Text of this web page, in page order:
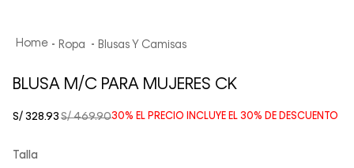
Ropa Blusas Y Camisas
BLUSA M/C PARA MUJERES CK
30% EL PRECIO INCLUYE EL 30% DE DESCUENTO
S/ 469.90
S/ 328.93
Talla